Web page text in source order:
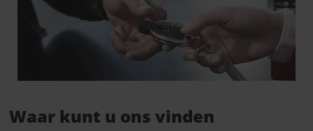
Waar kunt u ons vinden